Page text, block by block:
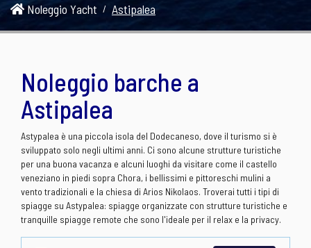
Noleggio Yacht Astipalea
Noleggio barche a
Astipalea
Astypalea è una piccola isola del Dodecaneso, dove il turismo si è
sviluppato solo negli ultimi anni. Ci sono alcune strutture turistiche
per una buona vacanza e alcuni luoghi da visitare come il castello
veneziano in piedi sopra Chora, i bellissimi e pittoreschi mulini a
vento tradizionali e la chiesa di Arios Nikolaos. Troverai tutti i tipi di
spiagge su Astypalea: spiagge organizzate con strutture turistiche e
tranquille spiagge remote che sono l'ideale per il relax e la privacy.